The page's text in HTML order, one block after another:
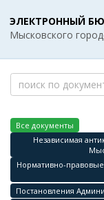
ЭЛЕКТРОННЫЙ
Мысковского
Все документы
Независимая
Нормативно-
Постановления